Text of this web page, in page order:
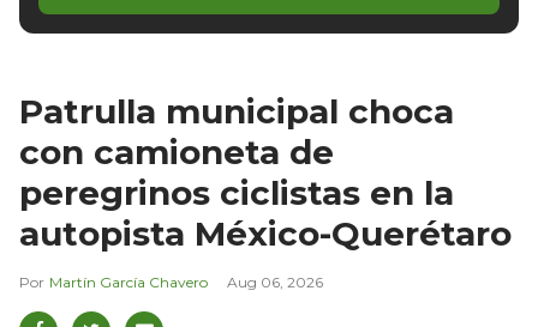
Patrulla municipal choca
con camioneta de
peregrinos ciclistas en la
autopista México-Querétaro
Martín García Chavero Aug 06, 2026